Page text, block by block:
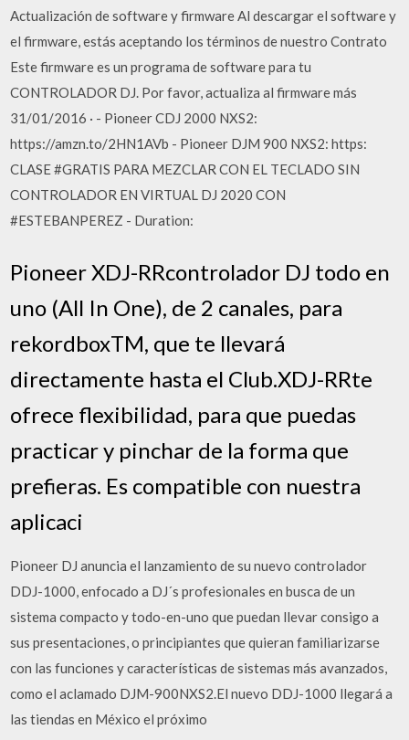
Actualización de software y firmware Al descargar el software y
el firmware, estás aceptando los términos de nuestro Contrato
Este firmware es un programa de software para tu
CONTROLADOR DJ. Por favor, actualiza al firmware más
31/01/2016 · - Pioneer CDJ 2000 NXS2:
https://amzn.to/2HN1AVb - Pioneer DJM 900 NXS2: https:
CLASE #GRATIS PARA MEZCLAR CON EL TECLADO SIN
CONTROLADOR EN VIRTUAL DJ 2020 CON
#ESTEBANPEREZ - Duration:
Pioneer XDJ-RRcontrolador DJ todo en
uno (All In One), de 2 canales, para
rekordboxTM, que te llevará
directamente hasta el Club.XDJ-RRte
ofrece flexibilidad, para que puedas
practicar y pinchar de la forma que
prefieras. Es compatible con nuestra
aplicaci
Pioneer DJ anuncia el lanzamiento de su nuevo controlador
DDJ-1000, enfocado a DJ´s profesionales en busca de un
sistema compacto y todo-en-uno que puedan llevar consigo a
sus presentaciones, o principiantes que quieran familiarizarse
con las funciones y características de sistemas más avanzados,
como el aclamado DJM-900NXS2.El nuevo DDJ-1000 llegará a
las tiendas en México el próximo